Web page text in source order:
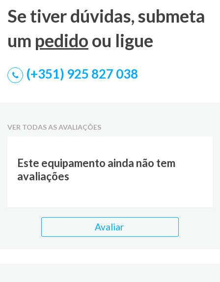
Se tiver dúvidas, submeta
um pedido ou ligue
(+351) 925 827 038
VER TODAS AS AVALIAÇÕES
Este equipamento ainda não tem
avaliações
Avaliar